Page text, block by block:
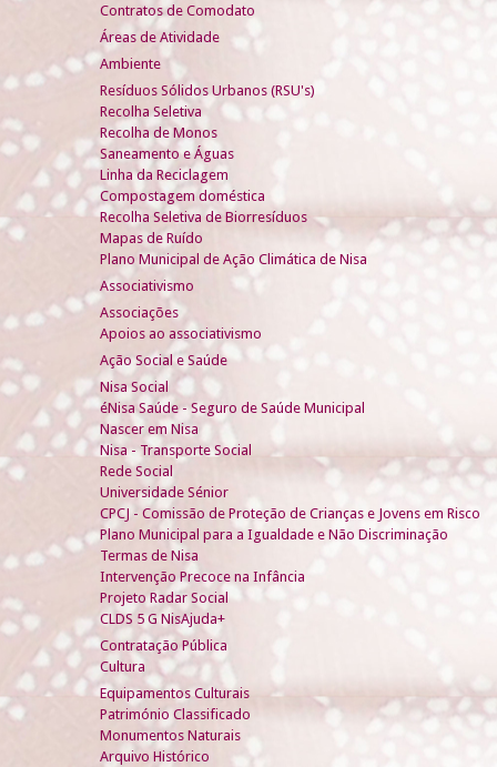
Contratos de Comodato
Áreas de Atividade
Ambiente
Resíduos Sólidos Urbanos (RSU's)
Recolha Seletiva
Recolha de Monos
Saneamento e Águas
Linha da Reciclagem
Compostagem doméstica
Recolha Seletiva de Biorresíduos
Mapas de Ruído
Plano Municipal de Ação Climática de Nisa
Associativismo
Associações
Apoios ao associativismo
Ação Social e Saúde
Nisa Social
éNisa Saúde - Seguro de Saúde Municipal
Nascer em Nisa
Nisa - Transporte Social
Rede Social
Universidade Sénior
CPCJ - Comissão de Proteção de Crianças e Jovens em Risco
Plano Municipal para a Igualdade e Não Discriminação
Termas de Nisa
Intervenção Precoce na Infância
Projeto Radar Social
CLDS 5 G NisAjuda+
Contratação Pública
Cultura
Equipamentos Culturais
Património Classificado
Monumentos Naturais
Arquivo Histórico